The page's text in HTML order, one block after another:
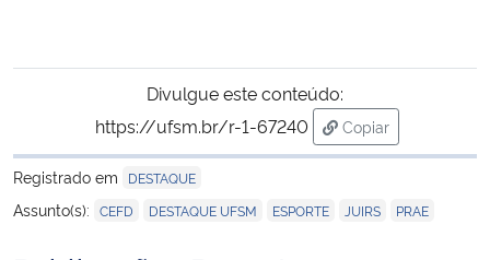
Divulgue este conteúdo:
https://ufsm.br/r-1-67240
Copiar
para área de
Registrado em
DESTAQUE
Assunto(s): CEFD DESTAQUE UFSM ESPORTE JUIRS PRAE